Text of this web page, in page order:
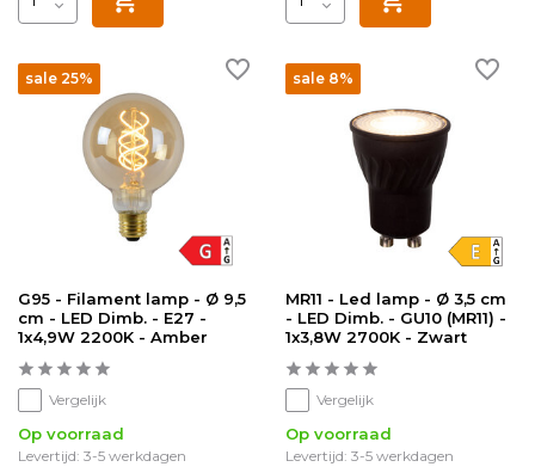
sale 25%
G95 - Filament lamp - Ø 9,5
cm - LED Dimb. - E27 -
1x4,9W 2200K - Amber
Vergelijk
Op voorraad
Levertijd: 3-5 werkdagen
sale 8%
MR11 - Led lamp - Ø 3,5 cm
- LED Dimb. - GU10 (MR11) -
1x3,8W 2700K - Zwart
Vergelijk
Op voorraad
Levertijd: 3-5 werkdagen